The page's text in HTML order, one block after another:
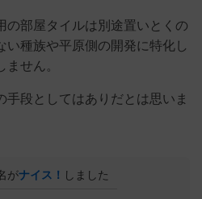
の部屋タイルは別途置いとくの
い種族や平原側の開発に特化し
せん。
手段としてはありだとは思いま
がナイス！ しました